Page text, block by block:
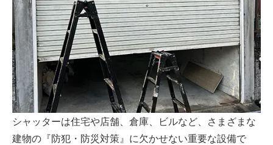
シャッターは住宅や店舗、倉庫、ビルなど、さまざまな
建物の『防犯・防災対策』に欠かせない重要な設備で